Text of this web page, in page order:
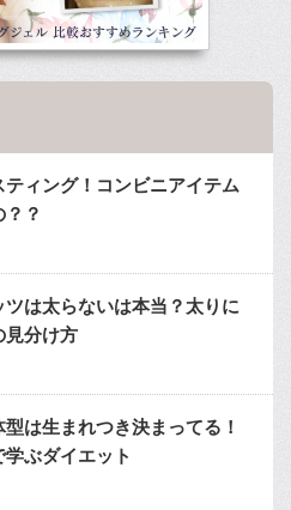
ティング！コンビニアイテム
？
ツは太らないは本当？太りに
見分け方
は生まれつき決まってる！
学ぶダイエット